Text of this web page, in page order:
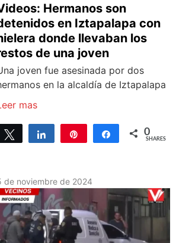
Hermanos son
en Iztapalapa con
donde llevaban los
de una joven
joven fue asesinada por dos
en la alcaldía de Iztapalapa
mas
Tweet Share Share 0
SHARES
de noviembre de 2024